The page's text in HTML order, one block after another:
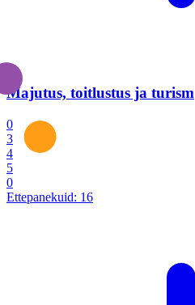
Majutus, toitlustus ja turism
0
3
4
5
0
Ettepanekuid: 16